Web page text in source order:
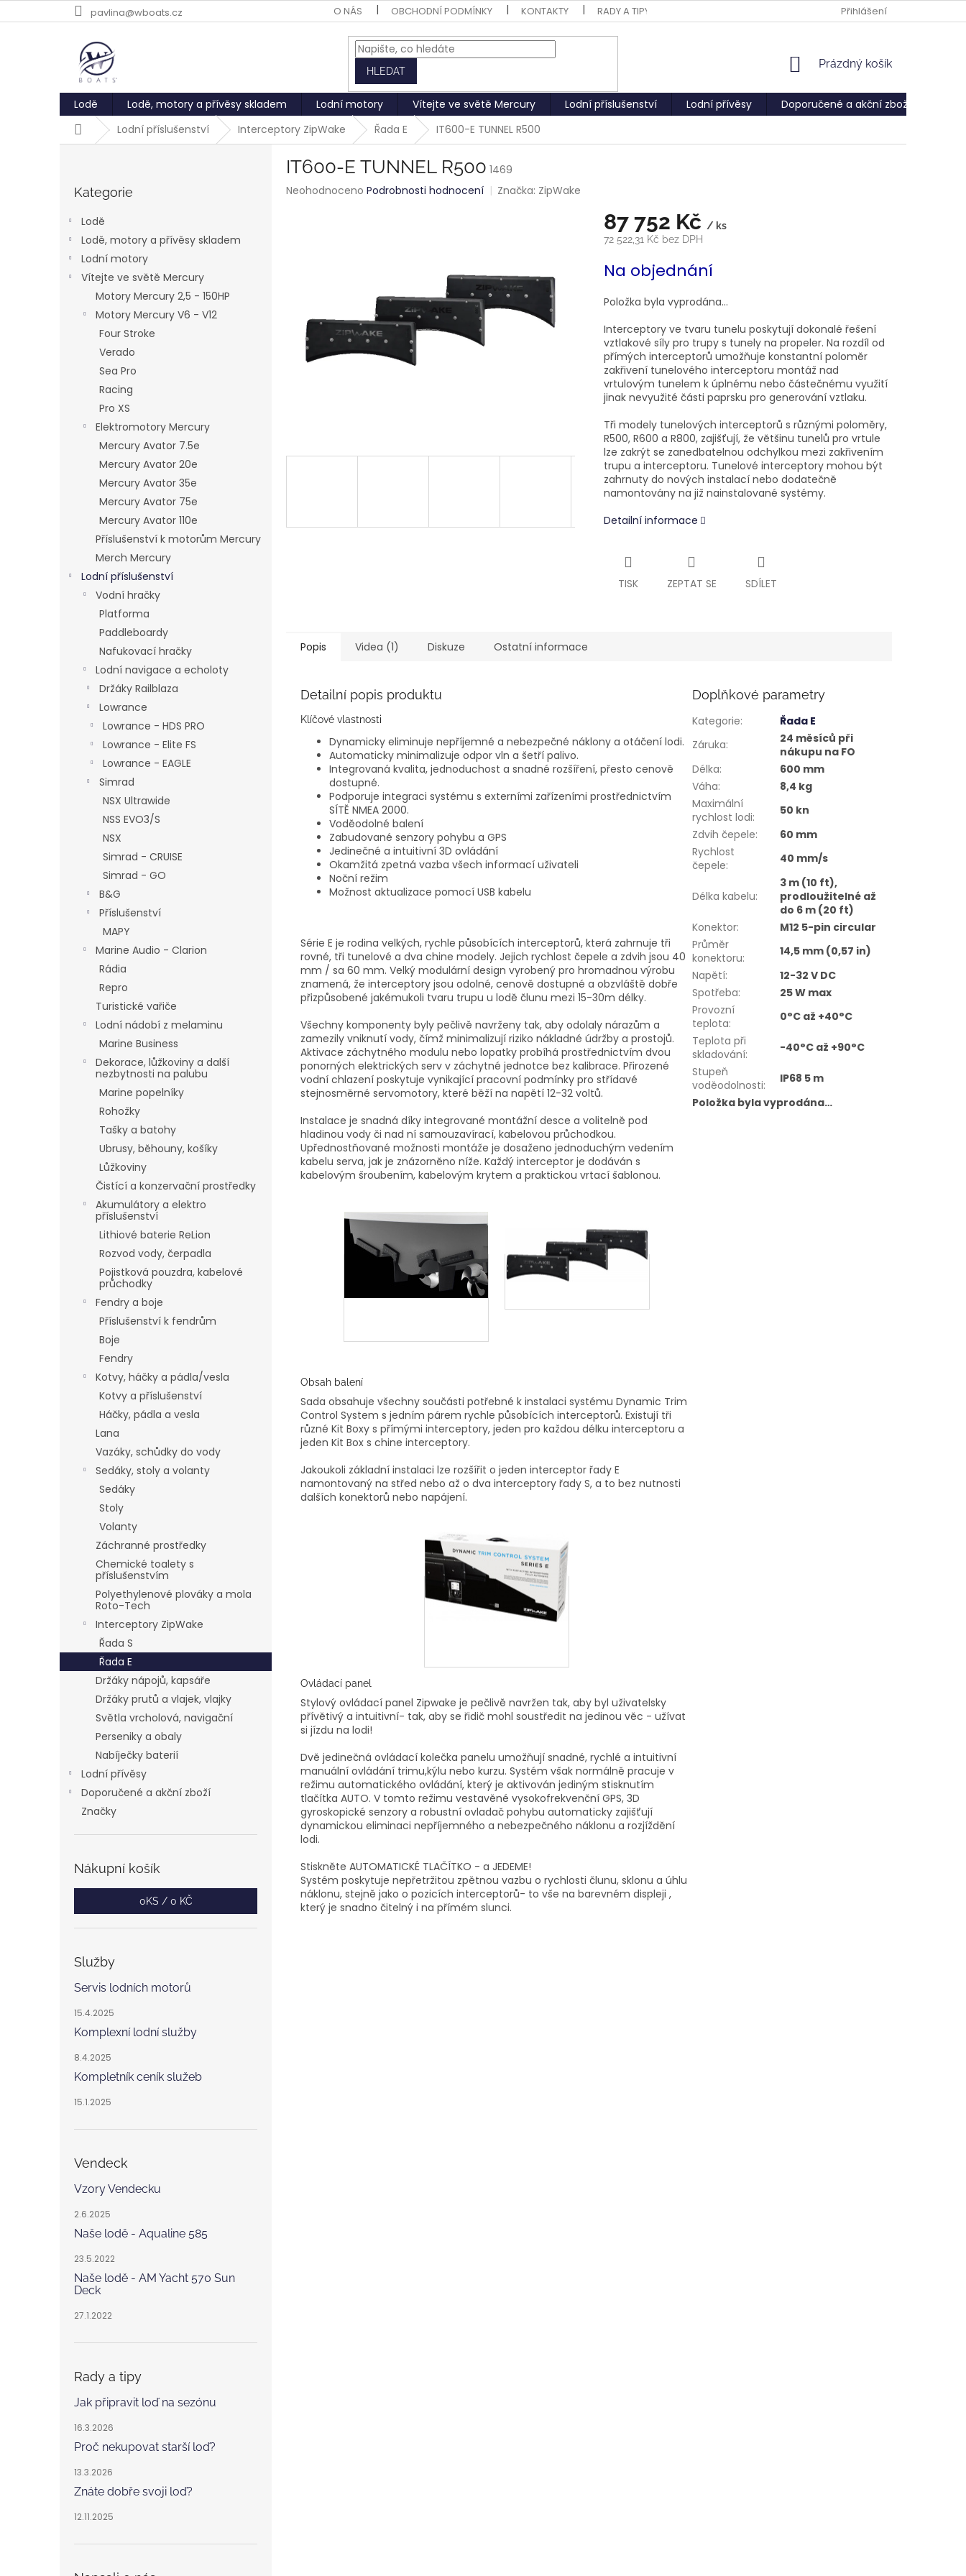
na
pavlina@wboats.cz O NÁS OBCHODNÍ PODMÍNKY KONTAKTY RADY A TIPY Přihlášení
HLEDAT
NÁKUPNÍ
Prázdný košík
Lodě Lodě, motory a přívěsy skladem Lodní motory Vítejte ve světě Mercury Lodní příslušenství Lodní přívěsy Doporučené a akční zboží
DomůLodní příslušenství Interceptory ZipWake Řada E IT600-E TUNNEL R500
kategorie
Kategorie
Lodě
Lodě, motory a přívěsy skladem
Lodní motory
Vítejte ve světě Mercury
Motory Mercury 2,5 - 150HP
Motory Mercury V6 - V12
Four Stroke
Verado
Sea Pro
Racing
Pro XS
Elektromotory Mercury
Mercury Avator 7.5e
Mercury Avator 20e
Mercury Avator 35e
Mercury Avator 75e
Mercury Avator 110e
Příslušenství k motorům Mercury
Merch Mercury
Lodní příslušenství
Vodní hračky
Platforma
Paddleboardy
Nafukovací hračky
Lodní navigace a echoloty
Držáky Railblaza
Lowrance
Lowrance - HDS PRO
Lowrance - Elite FS
Lowrance - EAGLE
Simrad
NSX Ultrawide
NSS EVO3/S
NSX
Simrad - CRUISE
Simrad - GO
B&G
Příslušenství
MAPY
Marine Audio - Clarion
Rádia
Repro
Turistické vařiče
Lodní nádobí z melaminu
Marine Business
Dekorace, lůžkoviny a další
nezbytnosti na palubu
Marine popelníky
Rohožky
Tašky a batohy
Ubrusy, běhouny, košíky
Lůžkoviny
Čistící a konzervační prostředky
Akumulátory a elektro
příslušenství
Lithiové baterie ReLion
Rozvod vody, čerpadla
Pojistková pouzdra, kabelové
průchodky
Fendry a boje
Příslušenství k fendrům
Boje
Fendry
Kotvy, háčky a pádla/vesla
Kotvy a příslušenství
Háčky, pádla a vesla
Lana
Vazáky, schůdky do vody
Sedáky, stoly a volanty
Sedáky
Stoly
Volanty
Záchranné prostředky
Chemické toalety s
příslušenstvím
Polyethylenové plováky a mola
Roto-Tech
Interceptory ZipWake
Řada S
Řada E
Držáky nápojů, kapsáře
Držáky prutů a vlajek, vlajky
Světla vrcholová, navigační
Perseniky a obaly
Nabíječky baterií
Lodní přívěsy
Doporučené a akční zboží
Značky
Nákupní košík
0KS / 0 KČ
Služby
Servis lodních motorů
15.4.2025
Komplexní lodní služby
8.4.2025
Kompletník ceník služeb
15.1.2025
Vendeck
Vzory Vendecku
2.6.2025
Naše lodě - Aqualine 585
23.5.2022
Naše lodě - AM Yacht 570 Sun
Deck
27.1.2022
Rady a tipy
Jak připravit loď na sezónu
16.3.2026
Proč nekupovat starší loď?
13.3.2026
Znáte dobře svoji loď?
12.11.2025
IT600-E TUNNEL R500 1469
Průměrné
Neohodnoceno Podrobnosti hodnocení Značka: ZipWake
87 752 Kč / ks
72 522,31 Kč bez DPH
cena:
Na objednání
Položka byla vyprodána…
Interceptory ve tvaru tunelu poskytují dokonalé řešení
vztlakové síly pro trupy s tunely na propeler. Na rozdíl od
přímých interceptorů umožňuje konstantní poloměr
zakřivení tunelového interceptoru montáž nad
vrtulovým tunelem k úplnému nebo částečnému využití
jinak nevyužité části paprsku pro generování vztlaku.
Tři modely tunelových interceptorů s různými poloměry,
R500, R600 a R800, zajišťují, že většinu tunelů pro vrtule
lze zakrýt se zanedbatelnou odchylkou mezi zakřivením
trupu a interceptoru. Tunelové interceptory mohou být
zahrnuty do nových instalací nebo dodatečně
namontovány na již nainstalované systémy.
Detailní informace
TISK ZEPTAT SE SDÍLET
Popis Videa (1) Diskuze Ostatní informace
Detailní popis produktu
Klíčové vlastnosti
Dynamicky eliminuje nepříjemné a nebezpečné náklony a otáčení lodi.
Automaticky minimalizuje odpor vln a šetří palivo.
Integrovaná kvalita, jednoduchost a snadné rozšíření, přesto cenově
dostupné.
Podporuje integraci systému s externími zařízeními prostřednictvím
SÍTĚ NMEA 2000.
Voděodolné balení
Zabudované senzory pohybu a GPS
Jedinečné a intuitivní 3D ovládání
Okamžitá zpetná vazba všech informací uživateli
Noční režim
Možnost aktualizace pomocí USB kabelu
Série E je rodina velkých, rychle působících interceptorů, která zahrnuje tři
rovné, tři tunelové a dva chine modely. Jejich rychlost čepele a zdvih jsou 40
mm / sa 60 mm. Velký modulární design vyrobený pro hromadnou výrobu
znamená, že interceptory jsou odolné, cenově dostupné a obzvláště dobře
přizpůsobené jakémukoli tvaru trupu u lodě člunu mezi 15-30m délky.
Všechny komponenty byly pečlivě navrženy tak, aby odolaly nárazům a
zamezily vniknutí vody, čímž minimalizují riziko nákladné údržby a prostojů.
Aktivace záchytného modulu nebo lopatky probíhá prostřednictvím dvou
ponorných elektrických serv v záchytné jednotce bez kalibrace. Přirozené
vodní chlazení poskytuje vynikající pracovní podmínky pro střídavé
stejnosměrné servomotory, které běží na napětí 12-32 voltů.
Instalace je snadná díky integrované montážní desce a volitelně pod
hladinou vody či nad ní samouzavírací, kabelovou průchodkou.
Upřednostňované možnosti montáže je dosaženo jednoduchým vedením
kabelu serva, jak je znázorněno níže. Každý interceptor je dodáván s
kabelovým šroubením, kabelovým krytem a praktickou vrtací šablonou.
Obsah balení
Sada obsahuje všechny součásti potřebné k instalaci systému Dynamic Trim
Control System s jedním párem rychle působících interceptorů. Existují tři
různé Kit Boxy s přímými interceptory, jeden pro každou délku interceptoru a
jeden Kit Box s chine interceptory.
Jakoukoli základní instalaci lze rozšířit o jeden interceptor řady E
namontovaný na střed nebo až o dva interceptory řady S, a to bez nutnosti
dalších konektorů nebo napájení.
Ovládací panel
Stylový ovládací panel Zipwake je pečlivě navržen tak, aby byl uživatelsky
přívětivý a intuitivní- tak, aby se řidič mohl soustředit na jedinou věc - užívat
si jízdu na lodi!
Dvě jedinečná ovládací kolečka panelu umožňují snadné, rychlé a intuitivní
manuální ovládání trimu,kýlu nebo kurzu. Systém však normálně pracuje v
režimu automatického ovládání, který je aktivován jediným stisknutím
tlačítka AUTO. V tomto režimu vestavěné vysokofrekvenční GPS, 3D
gyroskopické senzory a robustní ovladač pohybu automaticky zajišťují
dynamickou eliminaci nepříjemného a nebezpečného náklonu a rozjíždění
lodi.
Stiskněte AUTOMATICKÉ TLAČÍTKO - a JEDEME!
Systém poskytuje nepřetržitou zpětnou vazbu o rychlosti člunu, sklonu a úhlu
náklonu, stejně jako o pozicích interceptorů- to vše na barevném displeji ,
který je snadno čitelný i na přímém slunci.
Doplňkové parametry
Kategorie:
Řada E
Záruka:
24 měsíců při
nákupu na FO
Délka:
600 mm
Váha:
8,4 kg
Maximální
rychlost lodi:
50 kn
Zdvih čepele:
60 mm
Rychlost
čepele: 40 mm/s
Délka kabelu:
3 m (10 ft),
prodloužitelné až
do 6 m (20 ft)
Konektor:
M12 5-pin circular
Průměr
konektoru:
14,5 mm (0,57 in)
Napětí:
12-32 V DC
Spotřeba:
25 W max
Provozní
teplota:
0°C až +40°C
Teplota při
skladování:
-40°C až +90°C
Stupeň
voděodolnosti:
IP68 5 m
Položka byla vyprodána…